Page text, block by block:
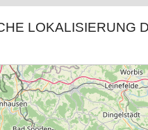
LOKALISIERUNG